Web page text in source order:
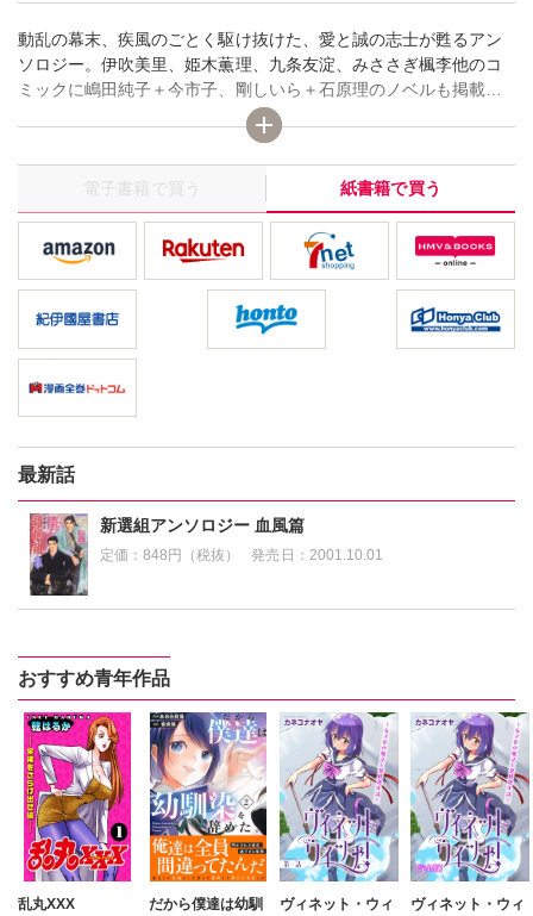
動乱の幕末、疾風のごとく駆け抜けた、愛と誠の志士が甦るアン
ソロジー。伊吹美里、姫木薫理、九条友淀、みささぎ楓李他のコ
ミックに嶋田純子＋今市子、剛しいら＋石原理のノベルも掲載。
カバー表紙は岩崎陽子！ ポスターは門地かおり＋新田祐克。
電子書籍で買う 紙書籍で買う
最新話
新選組アンソロジー 血風篇
定価：848円（税抜） 発売日： 2001.10.01
おすすめ青年作品
乱丸XXX
だから僕達は幼馴
ヴィネット・ウィ
ヴィネット・ウィ